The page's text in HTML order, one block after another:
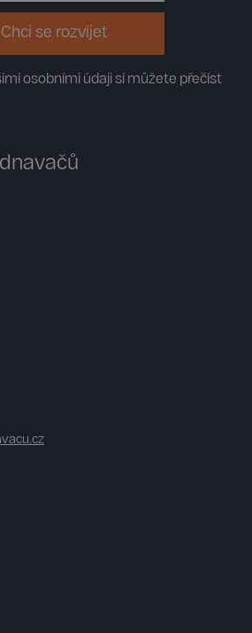
osobními údaji si můžete přečíst